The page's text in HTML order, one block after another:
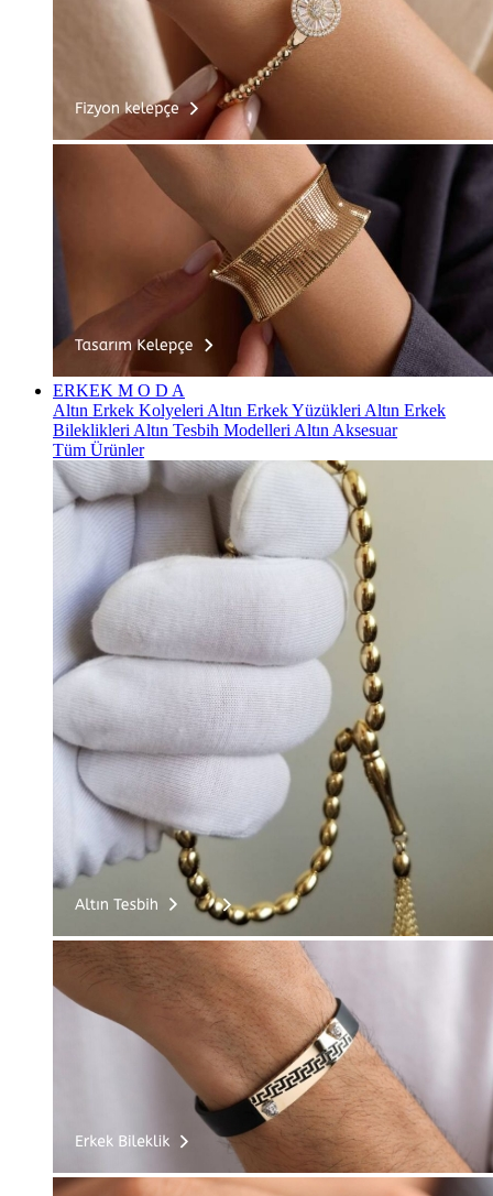
ERKEK M O D A
Altın Erkek Kolyeleri Altın Erkek Yüzükleri Altın Erkek
Bileklikleri Altın Tesbih Modelleri Altın Aksesuar
Tüm Ürünler